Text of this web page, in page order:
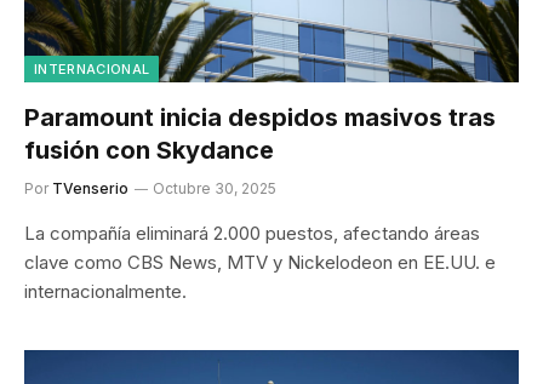
INTERNACIONAL
Paramount inicia despidos masivos tras
fusión con Skydance
Por TVenserio Octubre 30, 2025
La compañía eliminará 2.000 puestos, afectando áreas
clave como CBS News, MTV y Nickelodeon en EE.UU. e
internacionalmente.